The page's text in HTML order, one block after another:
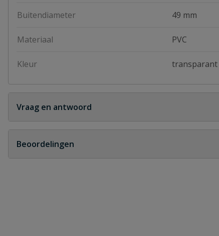
Buitendiameter 49 mm
Materiaal PVC
Kleur transparant
Vraag en antwoord
Geen vragen
Beoordelingen